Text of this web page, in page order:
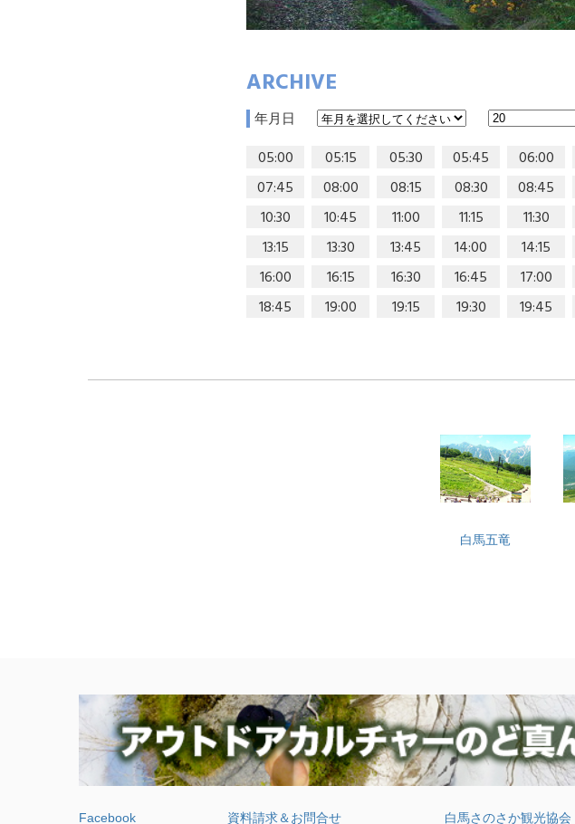
ARCHIVE
年月日
05:00 05:15 05:30 05:45 06:00
07:45
08:00 08:15 08:30 08:45
10:30
10:45 11:00 11:15 11:30
13:15
13:30 13:45 14:00 14:15
16:00
16:15 16:30 16:45 17:00
18:45
19:00 19:15 19:30 19:45
白馬五竜